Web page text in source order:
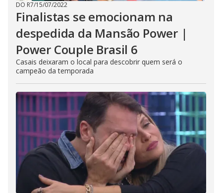
DO R7/15/07/2022
Finalistas se emocionam na
despedida da Mansão Power |
Power Couple Brasil 6
Casais deixaram o local para descobrir quem será o
campeão da temporada